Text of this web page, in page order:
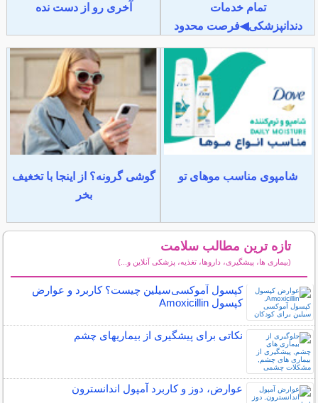
تمام خدمات
دندانپزشکی◀فرصت محدود
آخری رو از دست نده
شامپوی مناسب موهای تو
گوشی گرونه؟ از اینجا با تخغیف
بخر
تازه ترین مطالب سلامت
(بیماری ها، پیشگیری، داروها، تغذیه، پزشکی آنلاین و...)
کپسول آموکسی‌سیلین چیست؟ کاربرد و عوارض
کپسول Amoxicillin
نکاتی برای پیشگیری از بیماریهای چشم
عوارض، دوز و کاربرد آمپول اندانسترون